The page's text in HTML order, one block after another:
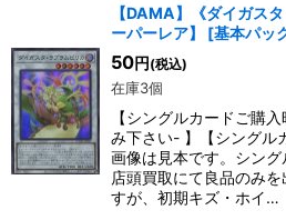
【DAMA】《ダイガス
ーパーレア】
[基本パッ
50円 (税込)
在庫3個
【シングルカードご購
み下さい- 】【シングル
画像は見本です。シン
店頭買取にて良品のみ
すが、初期キズ・ホイ…